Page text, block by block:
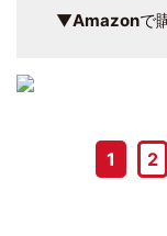
▼Amazonで
1 2